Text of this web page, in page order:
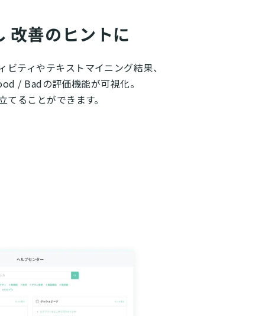
改善のヒントに
ティやテキストマイニング結果、
/ Badの評価機能が可視化。
ることができます。